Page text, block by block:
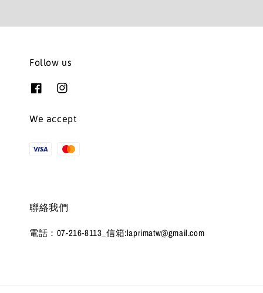
Follow us
We accept
聯絡我們
電話：07-216-8113_信箱:laprimatw@gmail.com